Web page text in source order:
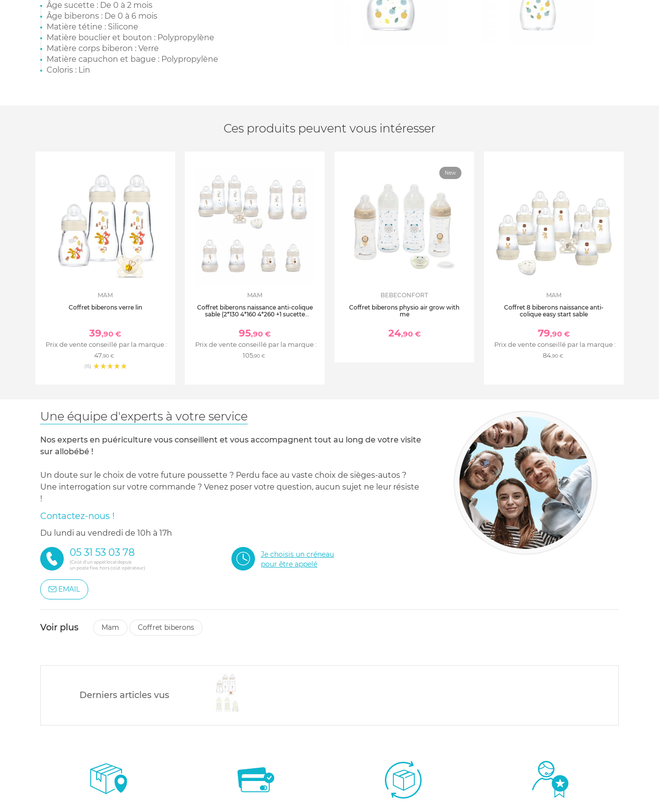
Âge sucette : De 0 à 2 mois
Âge biberons : De 0 à 6 mois
Matière tétine : Silicone
Matière bouclier et bouton : Polypropylène
Matière corps biberon : Verre
Matière capuchon et bague : Polypropylène
Coloris : Lin
Ces produits peuvent vous intéresser
MAM
Coffret biberons verre lin
39,90 €
Prix de vente conseillé par la marque :
47 ,90 €
(15)
MAM
Coffret biberons naissance anti-colique
sable (2*130 4*160 4*260 +1 sucette
95,90 €
Prix de vente conseillé par la marque :
105,90 €
New
BEBECONFORT
Coffret biberons physio air grow with
me
24,90 €
MAM
Coffret 8 biberons naissance anti-
colique easy start sable
79,90 €
Prix de vente conseillé par la marque :
84,90 €
Une équipe d'experts à votre service
Nos experts en puériculture vous conseillent et vous accompagnent tout au long de votre visite
sur allobébé !
Un doute sur le choix de votre future poussette ? Perdu face au vaste choix de sièges-autos ?
Une interrogation sur votre commande ? Venez poser votre question, aucun sujet ne leur résiste
!
Contactez-nous !
du lundi au vendredi de 10h à 17h
05 31 53 03 78
(Coût d'un appel local depuis
un poste fixe, hors coût opérateur)
Je choisis un créneau
pour être appelé
EMAIL
Voir plus mam coffret biberons
Derniers articles vus